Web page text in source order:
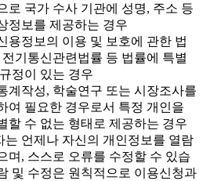
로 국가 수사 기관에 성명, 주소 등
정보를 제공하는 경우
용정보의 이용 및 보호에 관한 법
전기통신관련법률 등 법률에 특별
정이 있는 경우
계작성, 학술연구 또는 시장조사를
여 필요한 경우로서 특정 개인을
할 수 없는 형태로 제공하는 경우
언제나 자신의 개인정보를 열람
며, 스스로 오류를 수정할 수 있습
및 수정은 원칙적으로 이용신청과